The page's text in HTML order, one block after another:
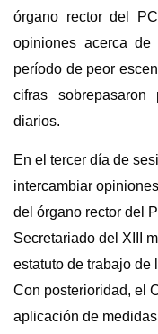
órgano rector del
opiniones acerca de
período de peor
cifras
diarios.
En el tercer día de
intercambiar
del órgano rector del
Secretariado del XIII
estatuto de trabajo de
Con posterioridad, el
aplicación de